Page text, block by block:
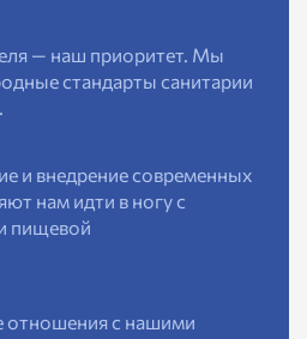
— наш приоритет. Мы
стандарты санитарии
и внедрение современных
нам идти в ногу с
пищевой
с нашими